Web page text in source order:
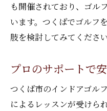
も開催されており、ゴル
います。つくばでゴルフ
肢を検討してみてください
プロのサポートで
つくば市のインドアゴル
によるレッスンが受けら